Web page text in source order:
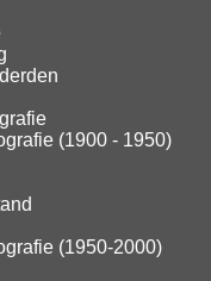
(1900 - 1950)
(1950-2000)